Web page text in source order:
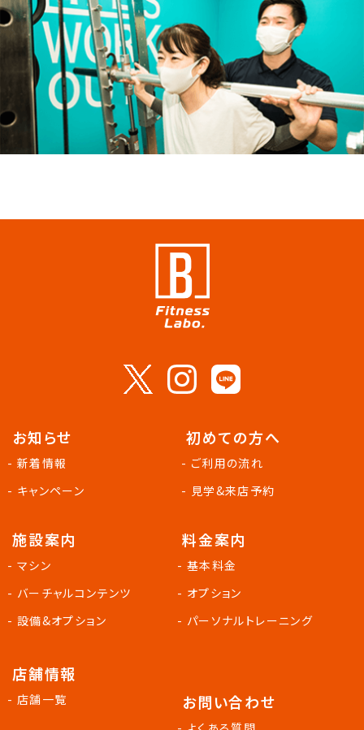
お知らせ
- 新着情報
- キャンペーン
初めての方へ
- ご利用の流れ
- 見学&来店予約
施設案内
- マシン
- バーチャルコンテンツ
- 設備&オプション
店舗情報
- 店舗一覧
料金案内
- 基本料金
- オプション
- パーソナルトレーニング
お問い合わせ